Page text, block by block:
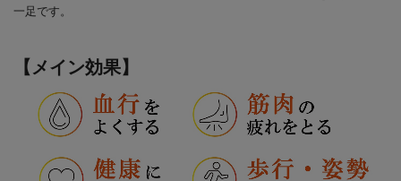
一足です。
【メイン効果】